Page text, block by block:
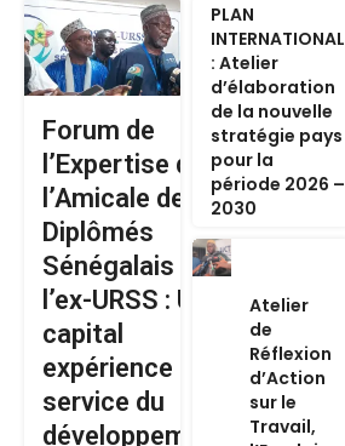
Forum de
l’Expertise de
l’Amicale des
Diplômés
Sénégalais de
l’ex-URSS : Un
capital
expérience au
service du
développement
PLAN
INTERNATIONAL
: Atelier
d’élaboration
de la nouvelle
stratégie pays
pour la
période 2026 –
2030
Atelier
de
Réflexion
d’Action
sur le
Travail,